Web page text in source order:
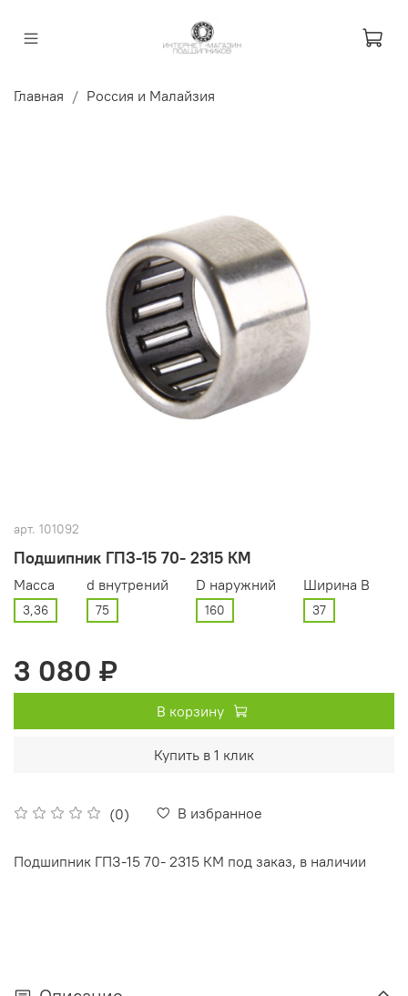
Главная Россия и Малайзия
арт. 101092
Подшипник ГПЗ-15 70- 2315 КМ
(0) В избранное
Масса
3,36
d внутрений
75
D наружний
160
Ширина В
37
3 080 ₽
В корзину
Купить в 1 клик
Подшипник ГПЗ-15 70- 2315 КМ под заказ, в наличии